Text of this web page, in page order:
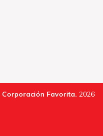
Corporación Favorita. 2026